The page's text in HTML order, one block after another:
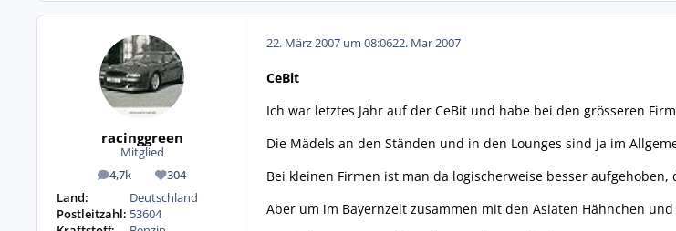
racinggreen
Mitglied
4,7k
Beiträge 304
Reputation
Land:
Deutschland
Postleitzahl: 53604
22. März 2007 um 08:0622. Mar 2007
CeBit
Ich war letztes Jahr auf der CeBit und habe bei den grösseren
Die Mädels an den Ständen und in den Lounges sind ja im
Bei kleinen Firmen ist man da logischerweise besser
Aber um im Bayernzelt zusammen mit den Asiaten Hähnchen